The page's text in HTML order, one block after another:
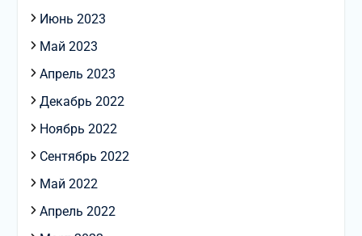
Июнь 2023
Май 2023
Апрель 2023
Декабрь 2022
Ноябрь 2022
Сентябрь 2022
Май 2022
Апрель 2022